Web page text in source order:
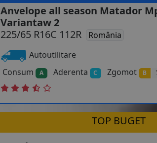
Anvelope all season Matador
Variantaw 2
225/65 R16C 112R
România
Autoutilitare
Consum
A Aderenta C Zgomot B
TOP BUGET